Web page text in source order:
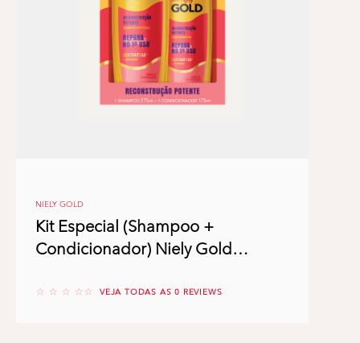
NIELY GOLD
Kit Especial (Shampoo +
Condicionador) Niely Gold
No reviews VEJA TODAS AS 0 REVIEWS